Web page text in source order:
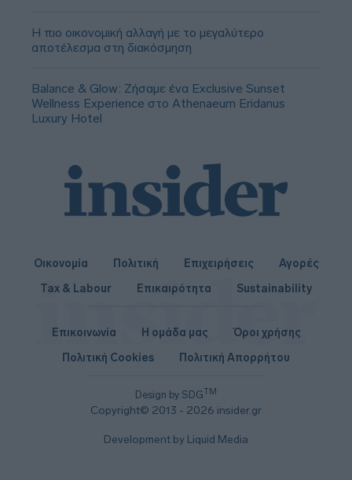
Η πιο οικονομική αλλαγή με το μεγαλύτερο
αποτέλεσμα στη διακόσμηση
Balance & Glow: Ζήσαμε ένα Exclusive Sunset
Wellness Experience στο Athenaeum Eridanus
Luxury Hotel
Οικονομία Πολιτική Επιχειρήσεις
Αγορές
Tax & Labour
Επικαιρότητα Sustainability
Design by SDGTM
Copyright© 2013 - 2026 insider.gr
Επικοινωνία Η ομάδα μας
Όροι χρήσης
Πολιτική Cookies
Πολιτική Απορρήτου
Development by Liquid Media